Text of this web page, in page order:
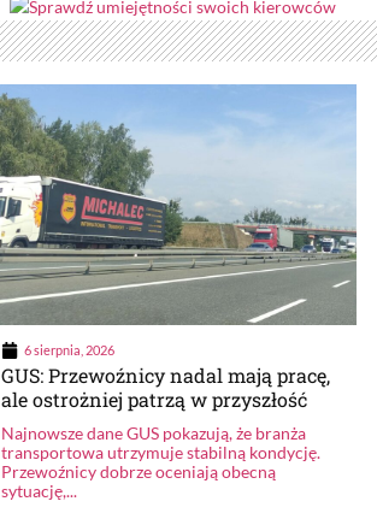
6 sierpnia, 2026
GUS: Przewoźnicy nadal mają pracę,
ale ostrożniej patrzą w przyszłość
Najnowsze dane GUS pokazują, że branża
transportowa utrzymuje stabilną kondycję.
Przewoźnicy dobrze oceniają obecną
sytuację,...